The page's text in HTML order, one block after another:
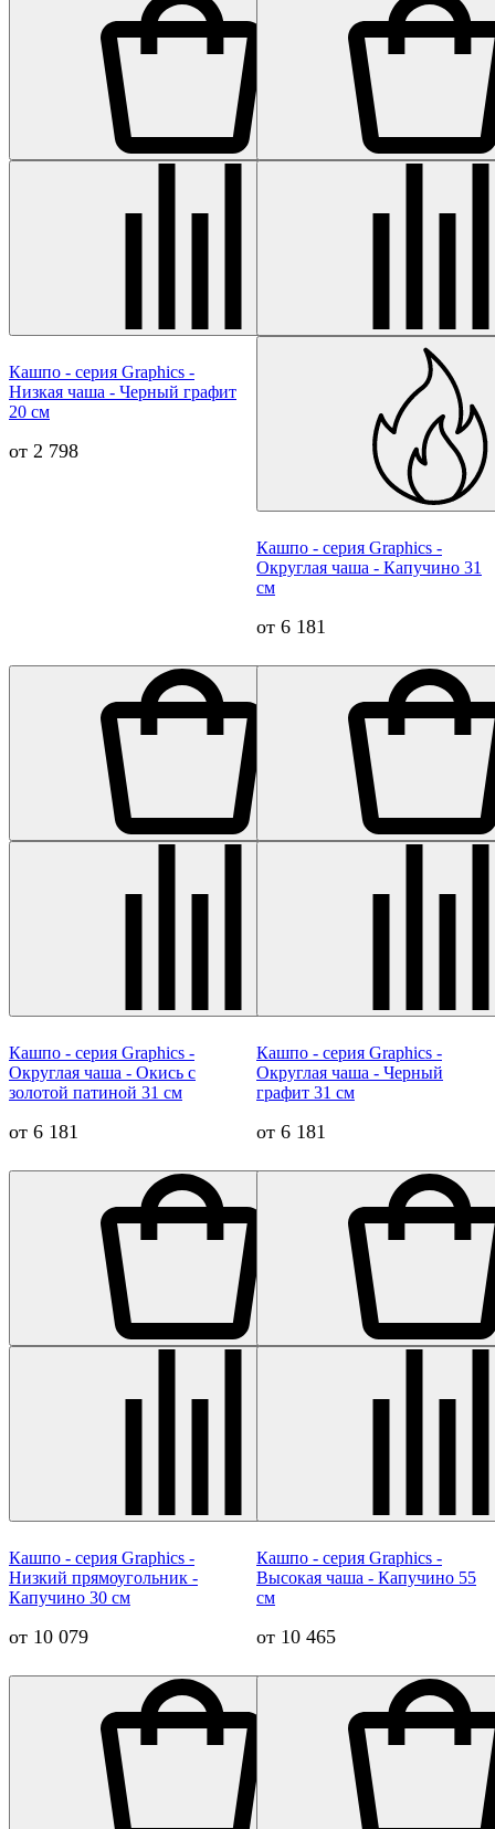
Кашпо - серия Graphics -
Низкая чаша - Черный графит
20 см
от 2 798
Кашпо - серия Graphics -
Округлая чаша - Капучино 31
см
от 6 181
Кашпо - серия Graphics -
Округлая чаша - Окись с
золотой патиной 31 см
от 6 181
Кашпо - серия Graphics -
Округлая чаша - Черный
графит 31 см
от 6 181
Кашпо - серия Graphics -
Низкий прямоугольник -
Капучино 30 см
от 10 079
Кашпо - серия Graphics -
Высокая чаша - Капучино 55
см
от 10 465